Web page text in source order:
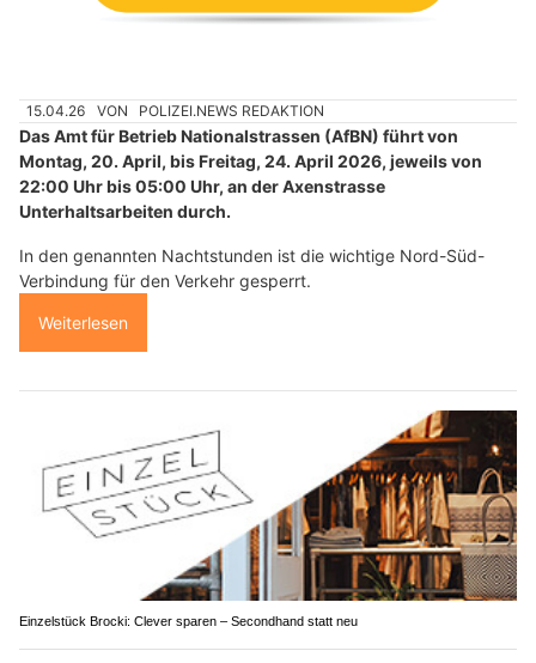
15.04.26 VON POLIZEI.NEWS REDAKTION
Das Amt für Betrieb Nationalstrassen (AfBN) führt von
Montag, 20. April, bis Freitag, 24. April 2026, jeweils von
22:00 Uhr bis 05:00 Uhr, an der Axenstrasse
Unterhaltsarbeiten durch.
In den genannten Nachtstunden ist die wichtige Nord-Süd-
Verbindung für den Verkehr gesperrt.
Weiterlesen
Einzelstück Brocki: Clever sparen – Secondhand statt neu